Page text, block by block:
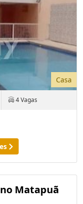
Casa
4 Vagas
Matapuã